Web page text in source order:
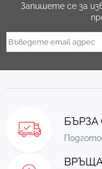
Запишете се за
БЪРЗА